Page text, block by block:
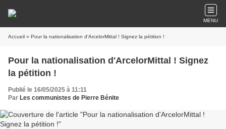
MENU
Accueil » Pour la nationalisation d'ArcelorMittal ! Signez la pétition !
Pour la nationalisation d'ArcelorMittal ! Signez
la pétition !
Publié le 16/05/2025 à 11:11
Par Les communistes de Pierre Bénite